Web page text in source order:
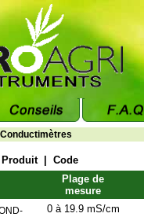
Conductimètres
Produit| Code
Plage de
mesure
0 à 19.9 mS/cm